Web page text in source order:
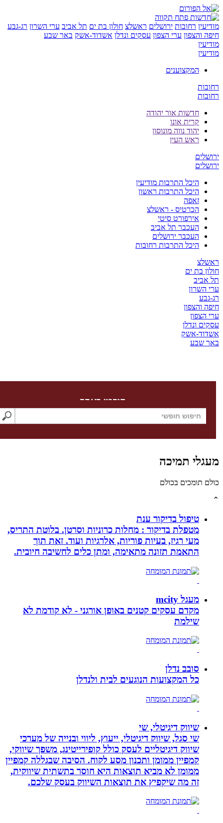
רחובות ירושלים ראשלצ חולון בת ים תל אביב ערי השרון רג-גבע
ערי הצפון עסקים ונדלן אשדוד-אשק באר שבע
המקצוענים
חדשות אור יהודה
קרית אונו
יהוד נווה מונוסון
ראש העין
היכל התרבות מודיעין
היכל התרבות ראשון
זאפה
הכרטיס - ראשלצ
אירפורט סיטי
העכבר תל אביב
העכבר ירושלים
היכל התרבות רחובות
בת ים
ונדלן
אשק
חיפוש באתר
תמיכה
בכולם
טיפול בדיקור ענת
מטפלת בדיקור : מחלות כרוניות וסרטן. בלוטת התריס,
מעי רגיז, בעיות פוריות, אלרגיות ועוד. זאת תוך
התאמת תזונה מתאימה, ומתן כלים לחשיבה חיובית.
מעגל mcity
מקדם עסקים קטנים באופן אורגני - לא קודמת לא
שילמת
סובב נדלן
כל המקצועות הנוגעים לבית ולנדלן
שיווק דיגיטלי, שי
שי סגל, שיווק דיגיטלי, ייעוץ, ליווי ובנייה של מערכי
שיווק דיגיטליים לעסק כולל קופירייטינג, משפך שיווקי,
קמפיין ממומן ותכנון מסע לקוח. הסיבה שבגללה קמפיין
ממומן לא מביא תוצאות היא חוסר בתשתית שיווקית,
זה מה שיקפיץ את תוצאות השיווק בעסק שלכם.